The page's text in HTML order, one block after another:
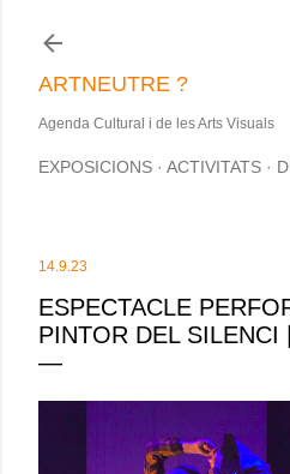
ARTNEUTRE ?
Agenda Cultural i de les Arts Visuals
EXPOSICIONS ACTIVITATS
14.9.23
ESPECTACLE
PINTOR DEL SILENCI